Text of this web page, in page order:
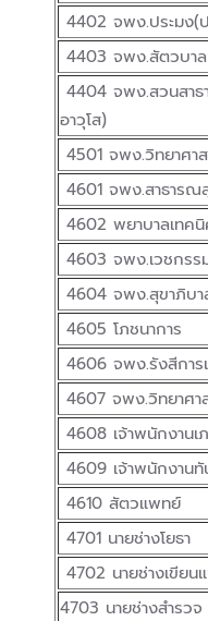
4402 จพง.ประมง(
4403 จพง.สัตวบาล
4404 จพง.สวนสา
อาวุโส)
4501 จพง.วิทยาศา
4601 จพง.สาธารณ
4602 พยาบาลเทค
4603 จพง.เวชกร
4604 จพง.สุขาภิบา
4605 โภชนาการ
4606 จพง.รังสีกา
4607 จพง.วิทยาศา
4608 เจ้าพนักงานเ
4609 เจ้าพนักงาน
4610 สัตวแพทย์
4701 นายช่างโยธา
4702 นายช่างเขียน
4703 นายช่างสำรวจ